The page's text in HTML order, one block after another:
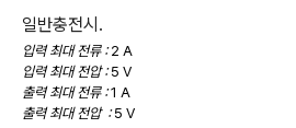
일반충전시.
입력 최대 전류 :2 A
입력 최대 전압 :5 V
출력 최대 전류 :1 A
출력 최대 전압 :5 V